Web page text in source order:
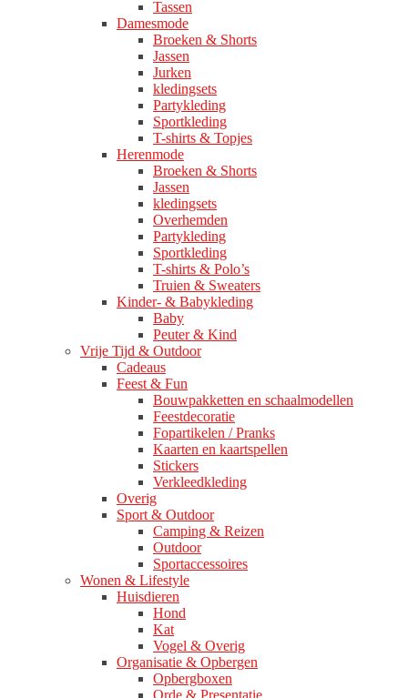
Tassen
Damesmode
Broeken & Shorts
Jassen
Jurken
kledingsets
Partykleding
Sportkleding
T-shirts & Topjes
Herenmode
Broeken & Shorts
Jassen
kledingsets
Overhemden
Partykleding
Sportkleding
T-shirts & Polo’s
Truien & Sweaters
Kinder- & Babykleding
Baby
Peuter & Kind
Vrije Tijd & Outdoor
Cadeaus
Feest & Fun
Bouwpakketten en schaalmodellen
Feestdecoratie
Fopartikelen / Pranks
Kaarten en kaartspellen
Stickers
Verkleedkleding
Overig
Sport & Outdoor
Camping & Reizen
Outdoor
Sportaccessoires
Wonen & Lifestyle
Huisdieren
Hond
Kat
Vogel & Overig
Organisatie & Opbergen
Opbergboxen
Orde & Presentatie